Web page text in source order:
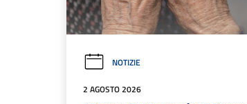
NOTIZIE
2 AGOSTO 2026